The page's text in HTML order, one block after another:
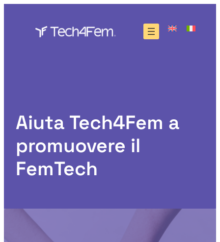
contenuto
Aiuta Tech4Fem a
promuovere il
FemTech